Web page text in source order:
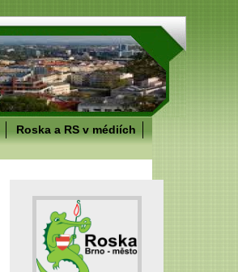
Roska a RS v médiích